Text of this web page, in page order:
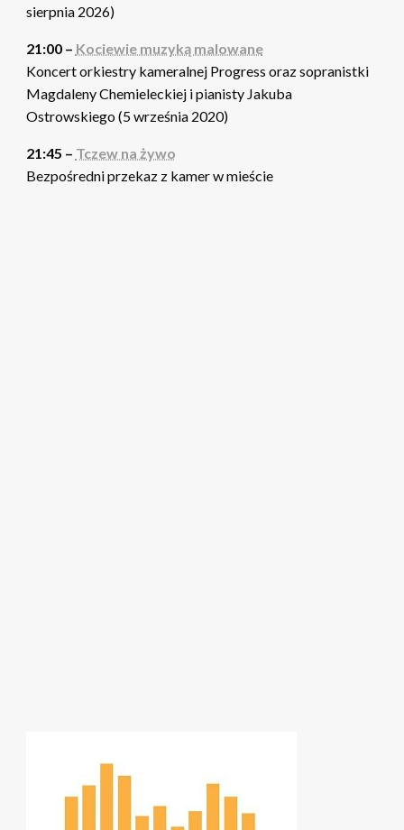
sierpnia 2026)
21:00 – Kociewie muzyką malowane
Koncert orkiestry kameralnej Progress oraz sopranistki
Magdaleny Chemieleckiej i pianisty Jakuba
Ostrowskiego (5 września 2020)
21:45 – Tczew na żywo
Bezpośredni przekaz z kamer w mieście